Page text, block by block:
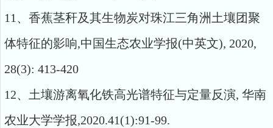
11 、香蕉茎秆及其生物炭对珠江三角洲土壤团聚
体特征的影响,中国生态农业学报(中英文), 2020,
28(3): 413-420
12、 土壤游离氧化铁高光谱特征与定量反演, 华南
农业大学学报,2020.41(1):91-99.